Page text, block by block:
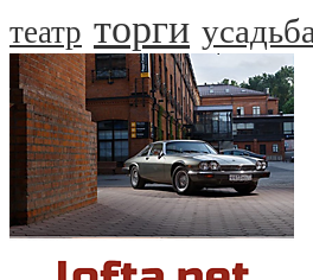
театр торги усадьба